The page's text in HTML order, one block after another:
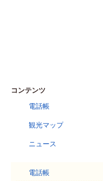
コンテンツ
電話帳
観光マップ
ニュース
電話帳